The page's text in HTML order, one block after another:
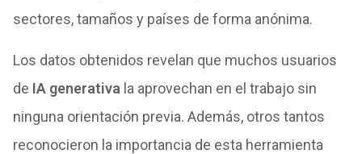
sectores, tamaños y países de forma anónima.
Los datos obtenidos revelan que muchos usuarios
de IA generativa la aprovechan en el trabajo sin
ninguna orientación previa. Además, otros tantos
reconocieron la importancia de esta herramienta